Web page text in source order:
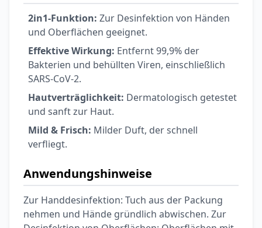
2in1-Funktion: Zur Desinfektion von Händen
und Oberflächen geeignet.
Effektive Wirkung: Entfernt 99,9% der
Bakterien und behüllten Viren, einschließlich
SARS-CoV-2.
Hautverträglichkeit: Dermatologisch getestet
und sanft zur Haut.
Mild & Frisch: Milder Duft, der schnell
verfliegt.
Anwendungshinweise
Zur Handdesinfektion: Tuch aus der Packung
nehmen und Hände gründlich abwischen. Zur